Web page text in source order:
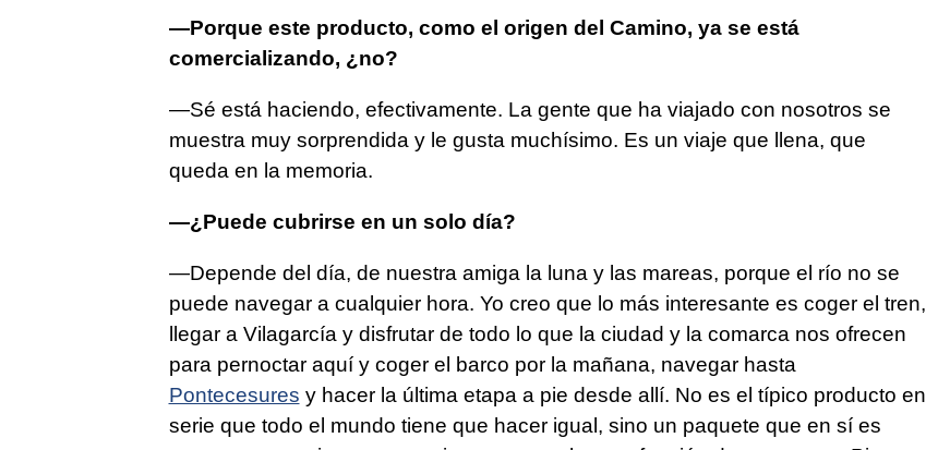
—Porque este producto, como el origen del Camino, ya se está
comercializando, ¿no?
—Sé está haciendo, efectivamente. La gente que ha viajado con nosotros se
muestra muy sorprendida y le gusta muchísimo. Es un viaje que llena, que
queda en la memoria.
—¿Puede cubrirse en un solo día?
—Depende del día, de nuestra amiga la luna y las mareas, porque el río no se
puede navegar a cualquier hora. Yo creo que lo más interesante es coger el tren,
llegar a Vilagarcía y disfrutar de todo lo que la ciudad y la comarca nos ofrecen
para pernoctar aquí y coger el barco por la mañana, navegar hasta
Pontecesures y hacer la última etapa a pie desde allí. No es el típico producto en
serie que todo el mundo tiene que hacer igual, sino un paquete que en sí es